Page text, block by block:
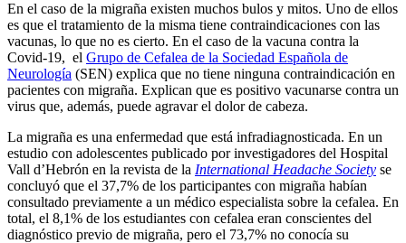
En el caso de la migraña existen muchos bulos y mitos. Uno de ellos
es que el tratamiento de la misma tiene contraindicaciones con las
vacunas, lo que no es cierto. En el caso de la vacuna contra la
Covid-19, el Grupo de Cefalea de la Sociedad Española de
Neurología (SEN) explica que no tiene ninguna contraindicación en
pacientes con migraña. Explican que es positivo vacunarse contra un
virus que, además, puede agravar el dolor de cabeza.
La migraña es una enfermedad que está infradiagnosticada. En un
estudio con adolescentes publicado por investigadores del Hospital
Vall d’Hebrón en la revista de la International Headache Society se
concluyó que el 37,7% de los participantes con migraña habían
consultado previamente a un médico especialista sobre la cefalea. En
total, el 8,1% de los estudiantes con cefalea eran conscientes del
diagnóstico previo de migraña, pero el 73,7% no conocía su